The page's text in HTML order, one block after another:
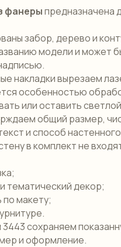
фанерыпредназначена
забор, дерево и
модели и может
накладки вырезаем
особенностью
или оставить
общий размер,
и способ
в комплект не
тематический декор;
макету;
сохраняем
и оформление.